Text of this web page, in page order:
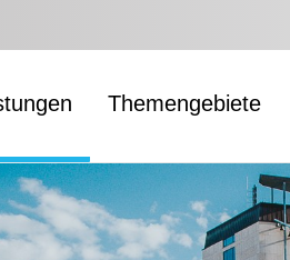
Themengebiete